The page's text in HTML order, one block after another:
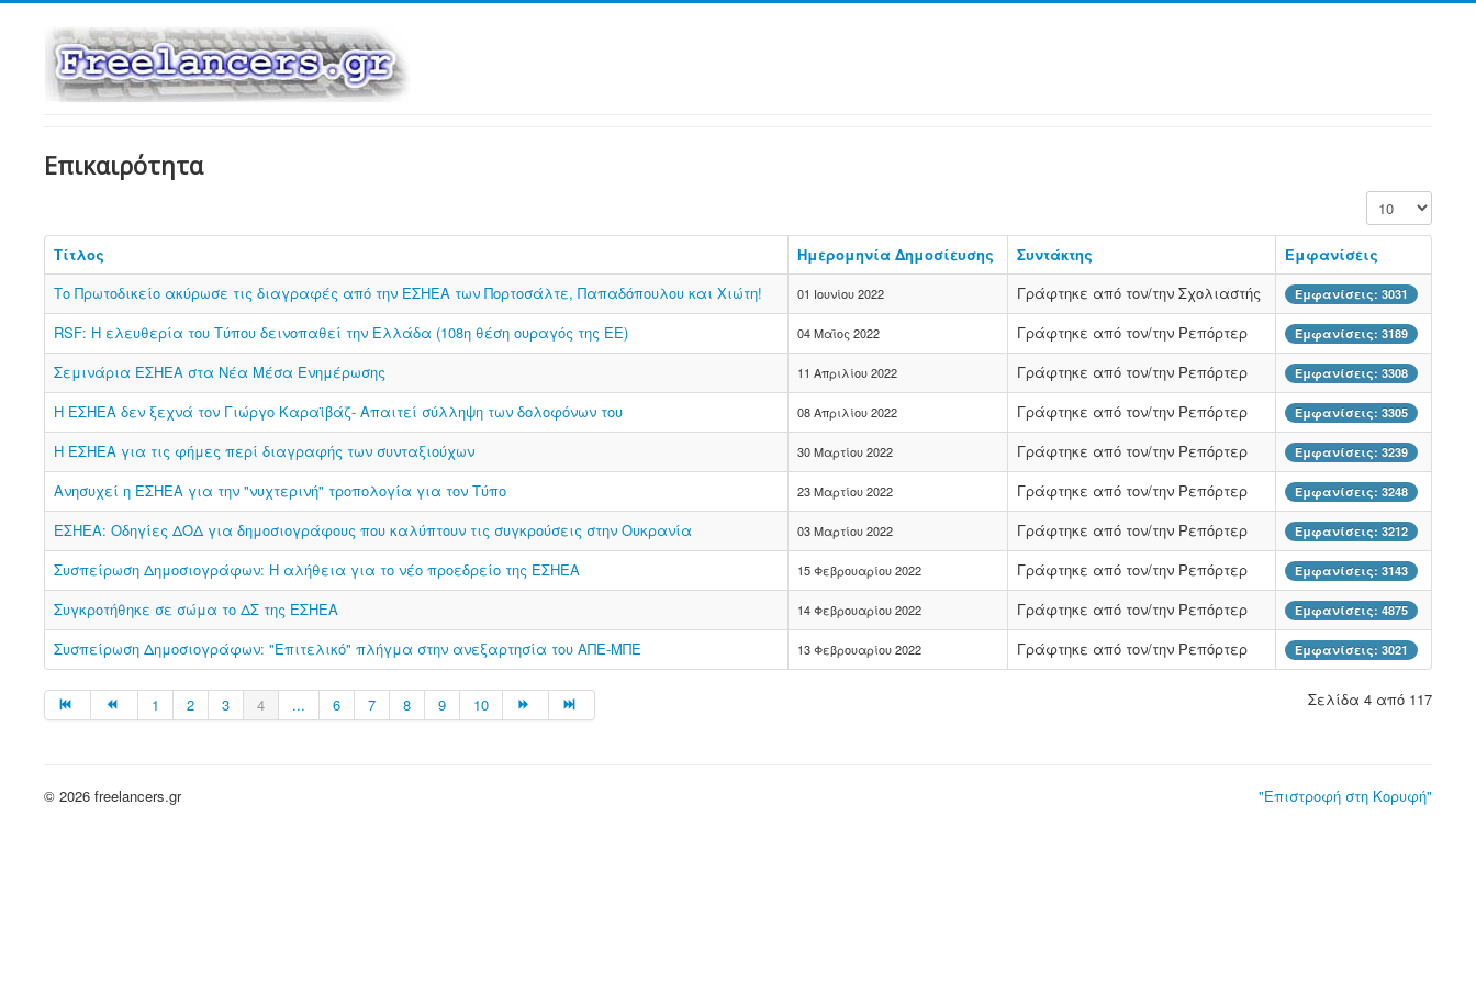
Επικαιρότητα
Εμφάνιση #
Τίτλος Ημερομηνία Δημοσίευσης Συντάκτης
Εμφανίσεις
Το Πρωτοδικείο ακύρωσε τις διαγραφές από την ΕΣΗΕΑ των Πορτοσάλτε, Παπαδόπουλου και Χιώτη!
01 Ιουνίου 2022 Γράφτηκε από τον/την Σχολιαστής Εμφανίσεις: 3031
RSF: Η ελευθερία του Τύπου δεινοπαθεί την Ελλάδα (108η θέση ουραγός της ΕΕ) 04 Μαϊος 2022 Γράφτηκε από τον/την Ρεπόρτερ Εμφανίσεις: 3189
Σεμινάρια ΕΣΗΕΑ στα Νέα Μέσα Ενημέρωσης 11 Απριλίου 2022 Γράφτηκε από τον/την Ρεπόρτερ Εμφανίσεις: 3308
Η ΕΣΗΕΑ δεν ξεχνά τον Γιώργο Καραϊβάζ- Απαιτεί σύλληψη των δολοφόνων του 08 Απριλίου 2022 Γράφτηκε από τον/την Ρεπόρτερ Εμφανίσεις: 3305
Η ΕΣΗΕΑ για τις φήμες περί διαγραφής των συνταξιούχων 30 Μαρτίου 2022 Γράφτηκε από τον/την Ρεπόρτερ Εμφανίσεις: 3239
Ανησυχεί η ΕΣΗΕΑ για την "νυχτερινή" τροπολογία για τον Τύπο 23 Μαρτίου 2022 Γράφτηκε από τον/την Ρεπόρτερ Εμφανίσεις: 3248
ΕΣΗΕΑ: Οδηγίες ΔΟΔ για δημοσιογράφους που καλύπτουν τις συγκρούσεις στην Ουκρανία 03 Μαρτίου 2022 Γράφτηκε από τον/την Ρεπόρτερ Εμφανίσεις: 3212
Συσπείρωση Δημοσιογράφων: Η αλήθεια για το νέο προεδρείο της ΕΣΗΕΑ 15 Φεβρουαρίου 2022 Γράφτηκε από τον/την Ρεπόρτερ Εμφανίσεις: 3143
Συγκροτήθηκε σε σώμα το ΔΣ της ΕΣΗΕΑ 14 Φεβρουαρίου 2022 Γράφτηκε από τον/την Ρεπόρτερ Εμφανίσεις: 4875
Συσπείρωση Δημοσιογράφων: "Επιτελικό" πλήγμα στην ανεξαρτησία του ΑΠΕ-ΜΠΕ 13 Φεβρουαρίου 2022 Γράφτηκε από τον/την Ρεπόρτερ Εμφανίσεις: 3021
Σελίδα 4 από 117
1 2 3 4 ... 6 7 8 9 10
"Επιστροφή στη Κορυφή"
© 2026 freelancers.gr